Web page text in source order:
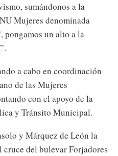
sumándonos a la
Mujeres denominada
pongamos un alto a la
a cabo en coordinación
de las Mujeres
con el apoyo de la
y Tránsito Municipal.
y Márquez de León la
del bulevar Forjadores